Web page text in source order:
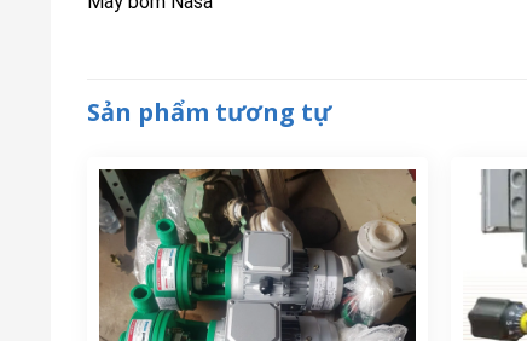
Sản phẩm tương tự